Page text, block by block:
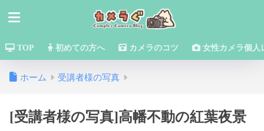
TOP 初めての方へ カメラのコツ 女性カメラ個人
ホーム 受講者様の写真
[受講者様の写真]高幡不動の紅葉夜景